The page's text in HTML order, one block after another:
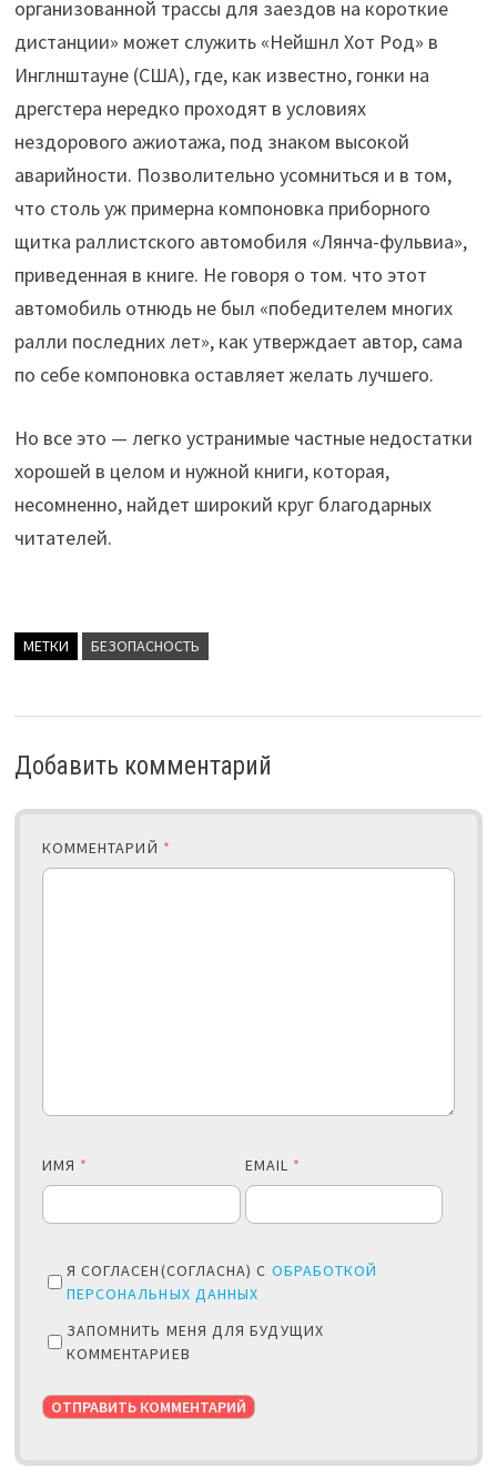
организованной трассы для заездов на короткие
дистанции» может служить «Нейшнл Хот Род» в
Инглнштауне (США), где, как известно, гонки на
дрегстера нередко проходят в условиях
нездорового ажиотажа, под знаком высокой
аварийности. Позволительно усомниться и в том,
что столь уж примерна компоновка приборного
щитка раллистского автомобиля «Лянча-фульвиа»,
приведенная в книге. Не говоря о том. что этот
автомобиль отнюдь не был «победителем многих
ралли последних лет», как утверждает автор, сама
по себе компоновка оставляет желать лучшего.
Но все это — легко устранимые частные недостатки
хорошей в целом и нужной книги, которая,
несомненно, найдет широкий круг благодарных
читателей.
МЕТКИ БЕЗОПАСНОСТЬ
Добавить комментарий
КОММЕНТАРИЙ *
ИМЯ * EMAIL *
Я СОГЛАСЕН(СОГЛАСНА) С ОБРАБОТКОЙ
ПЕРСОНАЛЬНЫХ ДАННЫХ
ЗАПОМНИТЬ МЕНЯ ДЛЯ БУДУЩИХ
КОММЕНТАРИЕВ